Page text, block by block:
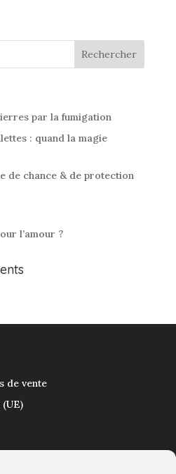
par la fumigation
: quand la magie
de chance & de protection
l’amour ?
de vente